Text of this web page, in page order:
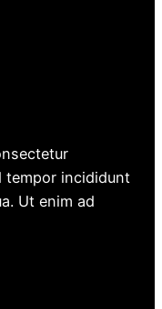
tempor incididunt
Ut enim ad